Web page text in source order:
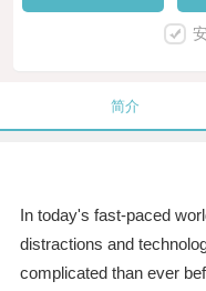
简介
In today's fast-paced
distractions and
complicated than ever